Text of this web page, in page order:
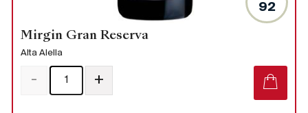
92
Mirgin Gran Reserva
Alta Alella
- +